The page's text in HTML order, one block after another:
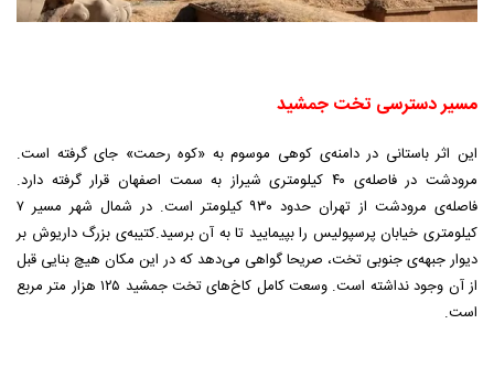
مسیر دسترسی تخت جمشید
این اثر باستانی در دامنه‌ی کوهی موسوم به «کوه رحمت» جای گرفته است.
مرودشت در فاصله‌ی ۴۰ کیلومتری شیراز به سمت اصفهان قرار گرفته دارد.
فاصله‌ی مرودشت از تهران حدود ۹۳۰ کیلومتر است. در شمال شهر مسیر ۷
کیلومتری خیابان پرسپولیس را بپیمایید تا به آن برسید.کتیبه‌ی بزرگ داریوش بر
دیوار جبهه‌ی جنوبی تخت، صریحا گواهی می‌دهد که در این مکان هیچ بنایی قبل
از آن وجود نداشته است. وسعت کامل کاخ‌های تخت جمشید ۱۲۵ هزار متر مربع
است.